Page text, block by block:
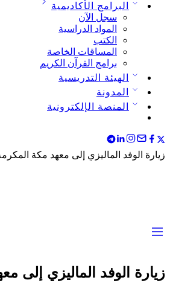
البرامج الأكاديمية
سجل الآن
المواد الدراسية
الكتب
المساقات الخاصة
برامج القرآن الكريم
الهيئة التدريسية
المدونة
المنصة الإلكترونية
زيارة الوفد الماليزي إلى معهد مكة
زيارة الوفد الماليزي إلى